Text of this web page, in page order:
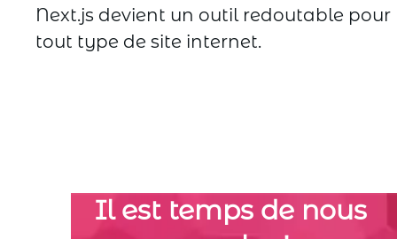
Next.js devient un outil redoutable pour
tout type de site internet.
Il est temps de nous